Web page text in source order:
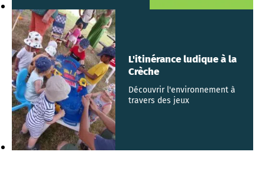
L'itinérance ludique à la
Crèche
Découvrir l'environnement à
travers des jeux